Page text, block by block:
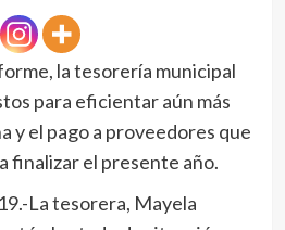
la tesorería municipal
para eficientar aún más
y el pago a proveedores que
finalizar el presente año.
La tesorera, Mayela